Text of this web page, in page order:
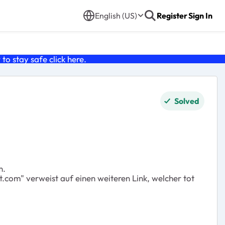
English (US) RegisterSign In
stay safe click here.
Solved
verweist auf einen weiteren Link, welcher tot